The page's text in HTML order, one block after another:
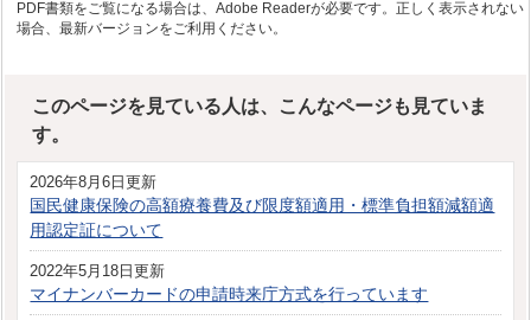
PDF書類をご覧になる場合は、Adobe Readerが必要です。正しく表示されない
場合、最新バージョンをご利用ください。
このページを見ている人は、こんなページも見ていま
す。
2026年8月6日更新
国民健康保険の高額療養費及び限度額適用・標準負担額減額適
用認定証について
2022年5月18日更新
マイナンバーカードの申請時来庁方式を行っています